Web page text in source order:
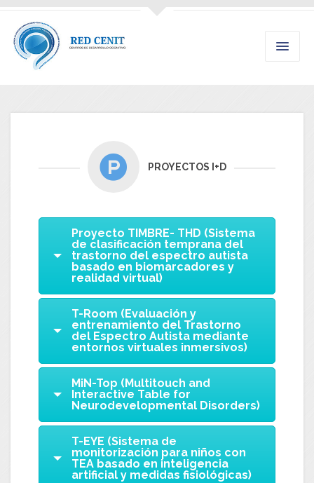
PROYECTOS I+D
Proyecto TIMBRE- THD (Sistema
de clasificación temprana del
trastorno del espectro autista
basado en biomarcadores y
realidad virtual)
T-Room (Evaluación y
entrenamiento del Trastorno
del Espectro Autista mediante
entornos virtuales inmersivos)
MiN-Top (Multitouch and
Interactive Table for
Neurodevelopmental Disorders)
T-EYE (Sistema de
monitorización para niños con
TEA basado en inteligencia
artificial y medidas fisiológicas)